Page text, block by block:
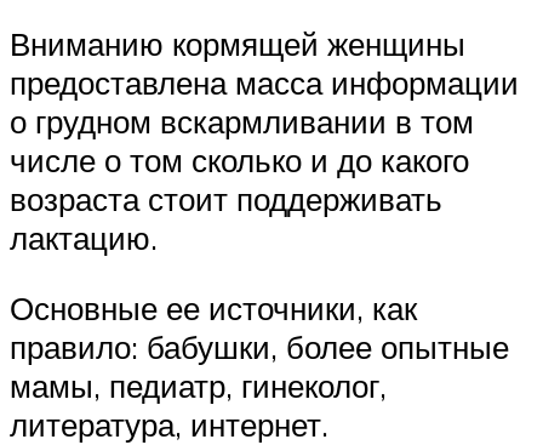
Вниманию кормящей женщины
предоставлена масса информации
о грудном вскармливании в том
числе о том сколько и до какого
возраста стоит поддерживать
лактацию.
Основные ее источники, как
правило: бабушки, более опытные
мамы, педиатр, гинеколог,
литература, интернет.